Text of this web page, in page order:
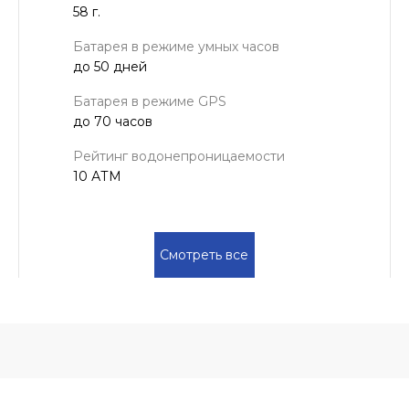
58 г.
Батарея в режиме умных часов
до 50 дней
Батарея в режиме GPS
до 70 часов
Рейтинг водонепроницаемости
10 АТМ
Смотреть все